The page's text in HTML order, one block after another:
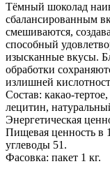
Тёмный шоколад
сбалансированным
смешиваются,
способный
изысканные вкусы.
обработки
излишней
Состав: какао-
лецитин,
Энергетическая
Пищевая ценность в
углеводы 51.
Фасовка: пакет 1 кг.